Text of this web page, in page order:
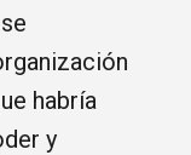
se
habría
y